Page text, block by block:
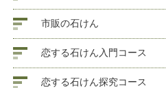
市販の石けん
恋する石けん入門コース
恋する石けん探究コース